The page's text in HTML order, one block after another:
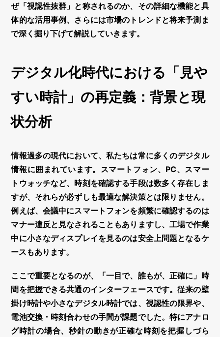
ぜ「視認性抜群」と称されるのか、その詳細な機能と具
体的な活用事例、さらには市場のトレンドと将来予測ま
で深く掘り下げて解説していきます。
デジタル化時代における「見や
すい時計」の再定義：背景と現
状分析
情報過多の現代において、私たちは常に多くのデジタル
情報に囲まれています。スマートフォン、PC、スマー
トウォッチなど、時刻を確認する手段は数多く存在しま
すが、それらが必ずしも最適な解決策とは限りません。
例えば、会議中にスマートフォンを頻繁に確認するのは
マナー違反と見なされることもありますし、工場で作業
中に小さなディスプレイを見るのは安全上問題となるケ
ースもあります。
ここで重要となるのが、 「一目で、誰もが、正確に」 時
間を把握できる共通のインターフェースです。従来の壁
掛け時計や小さなデジタル時計では、視認性の限界や、
電池交換・時刻合わせの手間が課題でした。特にアナロ
グ時計の場合、秒針の動きが正確な時刻を把握しづら